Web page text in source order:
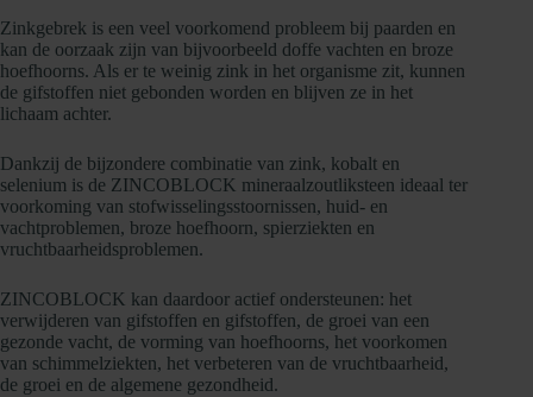
Zinkgebrek is een veel voorkomend probleem bij paarden en
kan de oorzaak zijn van bijvoorbeeld doffe vachten en broze
hoefhoorns. Als er te weinig zink in het organisme zit, kunnen
de gifstoffen niet gebonden worden en blijven ze in het
lichaam achter.
Dankzij de bijzondere combinatie van zink, kobalt en
selenium is de ZINCOBLOCK mineraalzoutliksteen ideaal ter
voorkoming van stofwisselingsstoornissen, huid- en
vachtproblemen, broze hoefhoorn, spierziekten en
vruchtbaarheidsproblemen.
ZINCOBLOCK kan daardoor actief ondersteunen: het
verwijderen van gifstoffen en gifstoffen, de groei van een
gezonde vacht, de vorming van hoefhoorns, het voorkomen
van schimmelziekten, het verbeteren van de vruchtbaarheid,
de groei en de algemene gezondheid.